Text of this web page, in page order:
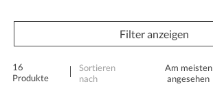
Filter anzeigen
16
Produkte
Sortieren
nach
Am meisten
angesehen